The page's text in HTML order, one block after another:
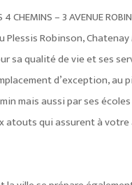
4 CHEMINS – 3 AVENUE
Plessis Robinson,
sa qualité de vie et ses
d’exception, au
mais aussi par ses
atouts qui assurent à votre